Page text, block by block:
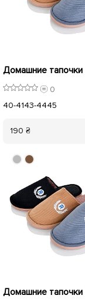
0
40-4143-4445
190 ₴